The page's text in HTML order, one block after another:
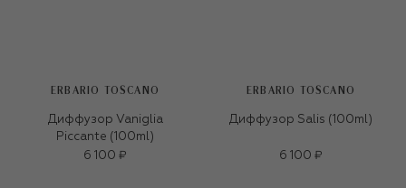
ERBARIO TOSCANO
Диффузор Vaniglia
Piccante (100ml)
6 100 ₽
ERBARIO TOSCANO
Диффузор Salis (100ml)
6 100 ₽